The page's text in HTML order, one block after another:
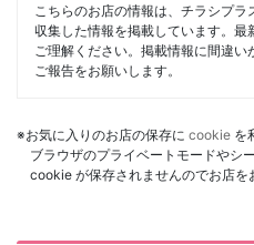
こちらのお店の情報は、チラシプ
収集した情報を掲載しています。
ご理解ください。掲載情報に間違い
ご報告をお願いします。
※お気に入りのお店の保存に cookie を
ブラウザのプライベートモードやシ
cookie が保存されませんのでお店を